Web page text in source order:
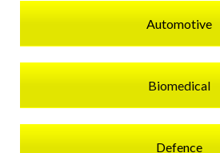
Automotive
Biomedical
Defence